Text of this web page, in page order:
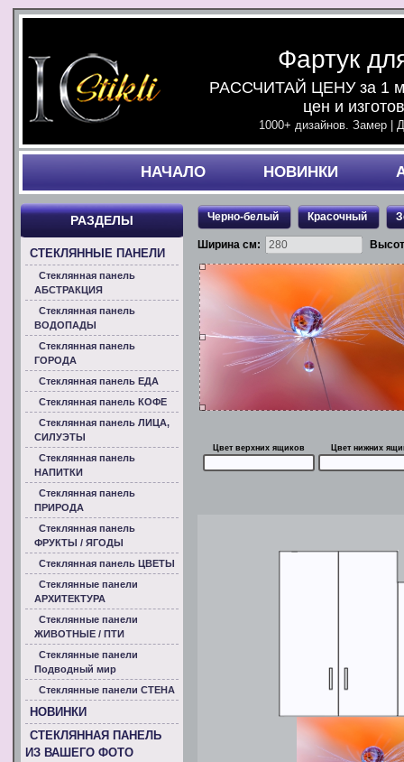
Фартук
РАССЧИТАЙ ЦЕНУ за 1
цен и
1000+ дизайнов. Замер |
НАЧАЛO НОВИНКИ
Черно-белый Красочный
Ширина см:
Цвет верхних ящиков Цвет нижних
РАЗДЕЛЫ
СТЕКЛЯННЫЕ ПАНЕЛИ
Стеклянная панель
АБСТРАКЦИЯ
Стеклянная панель
ВОДОПАДЫ
Стеклянная панель
ГОРОДА
Стеклянная панель ЕДА
Стеклянная панель КОФЕ
Стеклянная панель ЛИЦА,
СИЛУЭТЫ
Стеклянная панель
НАПИТКИ
Стеклянная панель
ПРИРОДА
Стеклянная панель
ФРУКТЫ / ЯГОДЫ
Стеклянная панель ЦВЕТЫ
Стеклянные панели
АРХИТЕКТУРА
Стеклянные панели
ЖИВОТНЫЕ / ПТИ
Стеклянные панели
Подводный мир
Стеклянные панели СТЕНА
НОВИНКИ
СТЕКЛЯННАЯ ПАНЕЛЬ
ИЗ ВАШЕГО ФОТО